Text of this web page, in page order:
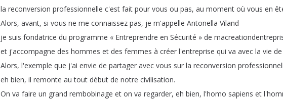
la reconversion professionnelle c'est fait pour vous ou pas, au moment où vous en
Alors, avant, si vous ne me connaissez pas, je m'appelle Antonella Viland
je suis fondatrice du programme « Entreprendre en Sécurité » de
et j'accompagne des hommes et des femmes à créer l'entreprise qui va avec la vie de
Alors, l'exemple que j'ai envie de partager avec vous sur la reconversion
eh bien, il remonte au tout début de notre civilisation.
On va faire un grand rembobinage et on va regarder, eh bien, l'homo sapiens et